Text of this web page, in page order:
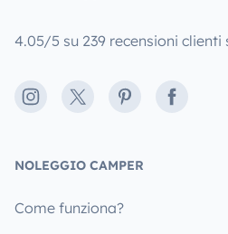
4.05/5 su 239 recensioni clienti
Instagram
X PinterestFacebook
NOLEGGIO CAMPER
Come funziona?